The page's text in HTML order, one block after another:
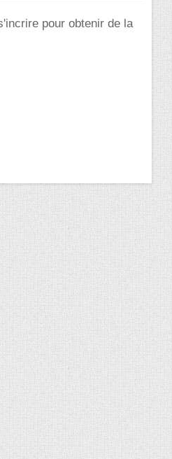
pour obtenir de la